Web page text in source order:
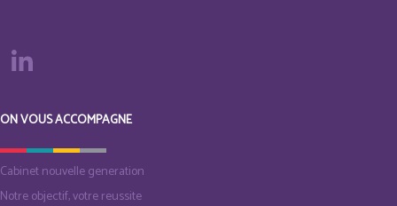
ON VOUS ACCOMPAGNE
Cabinet nouvelle generation
Notre objectif, votre reussite